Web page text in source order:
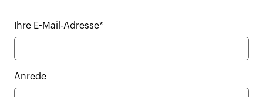
Ihre E-Mail-Adresse*
Anrede